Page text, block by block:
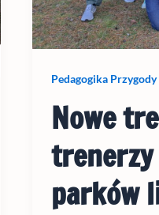
Pedagogika Przygody
Nowe
parków